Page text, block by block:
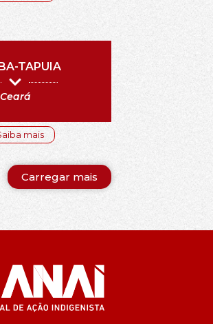
TAPUIA
Ceará
mais
Carregar mais